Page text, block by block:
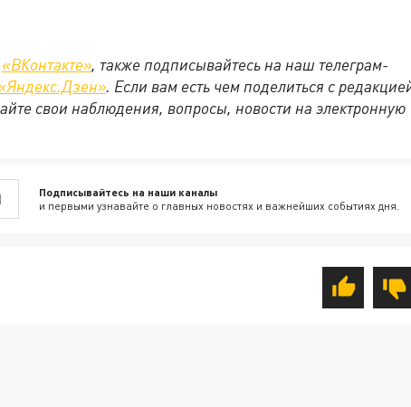
«ВКонтакте», также подписывайтесь на наш телеграм-
. Если вам есть чем поделиться с
свои наблюдения, вопросы, новости на электронную
Подписывайтесь на наши каналы
и первыми узнавайте о главных новостях и важнейших событиях дня.